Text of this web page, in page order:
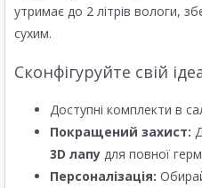
утримає до 2 літрів вологи,
сухим.
Сконфігуруйте свій
Доступні комплекти в
Покращений захист:
3D лапу для повної
Персоналізація: